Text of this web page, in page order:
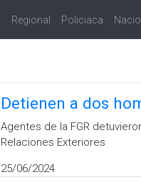
Regional Policiaca
Detienen a dos
Agentes de la FGR
Relaciones Exteriores
25/06/2024